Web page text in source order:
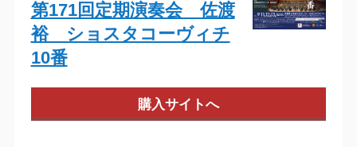
第171回定期演奏会 佐渡
裕 ショスタコーヴィチ
10番
購入サイトへ